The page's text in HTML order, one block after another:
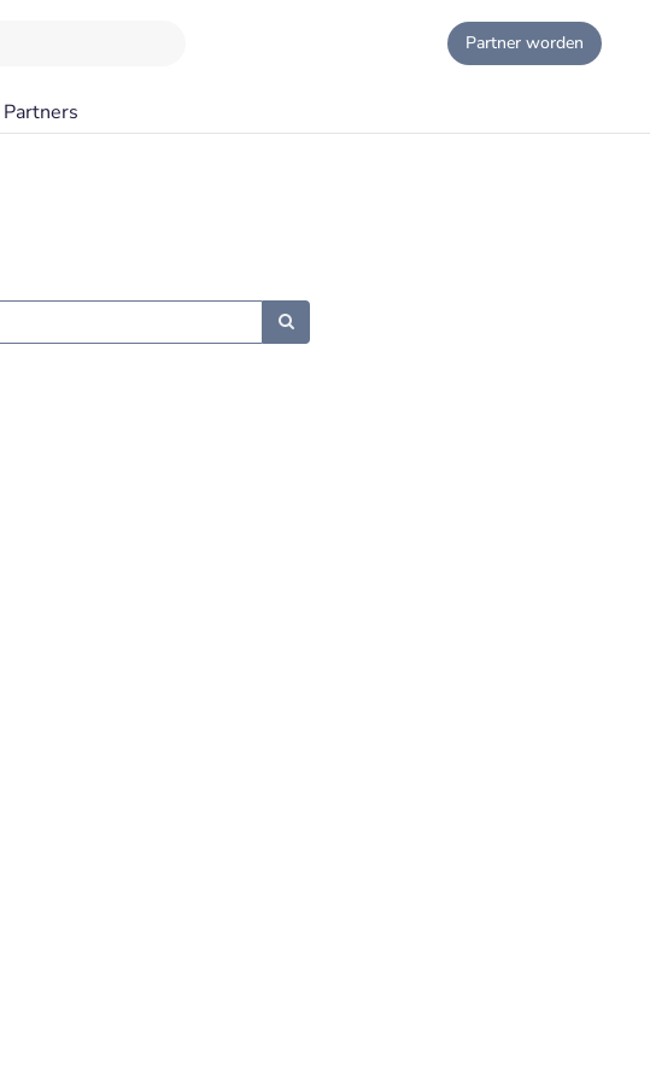
Partner worden
Partners